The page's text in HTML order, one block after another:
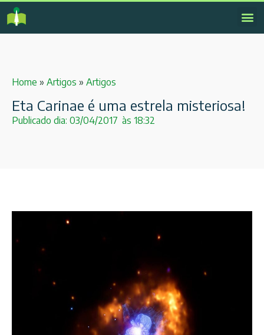
Home » Artigos » Artigos
Eta Carinae é uma estrela misteriosa!
Publicado dia: 03/04/2017 às 18:32